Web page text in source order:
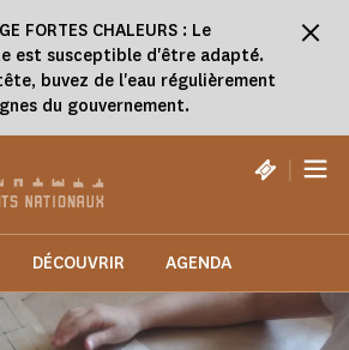
FORTES CHALEURS : Le
est susceptible d'être adapté.
buvez de l'eau régulièrement
du gouvernement.
|
DÉCOUVRIR AGENDA